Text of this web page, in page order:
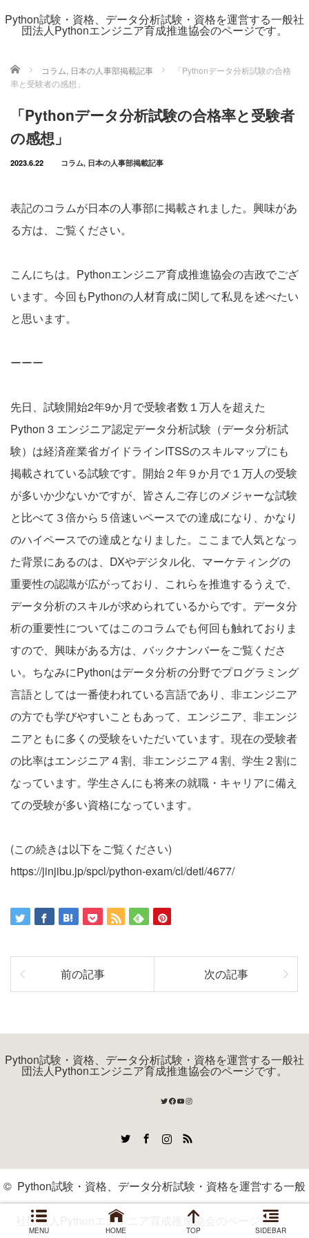
Python試験・資格、データ分析試験・資格を運営する一般社
団法人Pythonエンジニア育成推進協会のページです。
ホーム コラム, 日本の人事部掲載記事
「Pythonデータ分析試験の合格
率と受験者の感想」
「Pythonデータ分析試験の合格率と受験者
の感想」
2023.6.22 コラム, 日本の人事部掲載記事
表記のコラムが日本の人事部に掲載されました。興味があ
る方は、ご覧ください。
こんにちは。Pythonエンジニア育成推進協会の吉政でござ
います。今回もPythonの人材育成に関して私見を述べたい
と思います。
ーーー
先日、試験開始2年9か月で受験者数１万人を超えた
Python 3 エンジニア認定データ分析試験（データ分析試
験）は経済産業省ガイドラインITSSのスキルマップにも
掲載されている試験です。開始２年９か月で１万人の受験
が多いか少ないかですが、皆さんご存じのメジャーな試験
と比べて３倍から５倍速いペースでの達成になり、かなり
のハイペースでの達成となりました。ここまで人気となっ
た背景にあるのは、DXやデジタル化、マーケティングの
重要性の認識が広がっており、これらを推進するうえで、
データ分析のスキルが求められているからです。データ分
析の重要性についてはこのコラムでも何回も触れておりま
すので、興味がある方は、バックナンバーをご覧くださ
い。ちなみにPythonはデータ分析の分野でプログラミング
言語としては一番使われている言語であり、非エンジニア
の方でも学びやすいこともあって、エンジニア、非エンジ
ニアともに多くの受験をいただいています。現在の受験者
の比率はエンジニア４割、非エンジニア４割、学生２割に
なっています。学生さんにも将来の就職・キャリアに備え
ての受験が多い資格になっています。
(この続きは以下をご覧ください)
https://jinjibu.jp/spcl/python-exam/cl/detl/4677/
前の記事 次の記事
Python試験・資格、データ分析試験・資格を運営する一般社
団法人Pythonエンジニア育成推進協会のページです。
Twitter
Facebook
YouTube
Instagram
RSS
MENU HOME TOP SIDEBAR
© Python試験・資格、データ分析試験・資格を運営する一般
社団法人Pythonエンジニア育成推進協会のページです。